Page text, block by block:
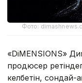
Фото:
«DiMENSIONS»
продюсер
келбетін, сондай-